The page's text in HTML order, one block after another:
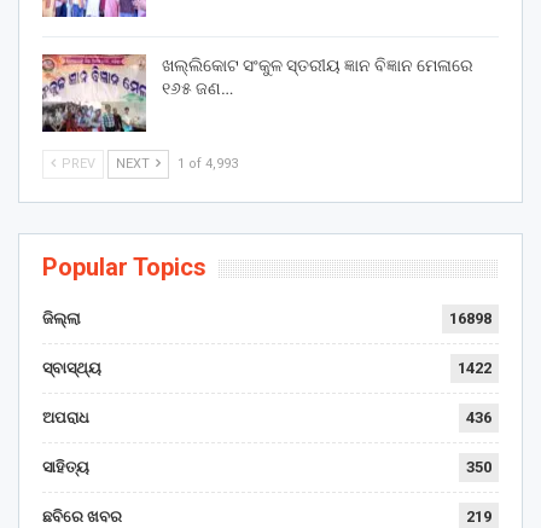
ଖଲ୍ଲିକୋଟ ସଂକୁଳ ସ୍ତରୀୟ ଜ୍ଞାନ ବିଜ୍ଞାନ ମେଳାରେ
୧୬୫ ଜଣ…
PREV NEXT 1 of 4,993
Popular Topics
ଜିଲ୍ଲା 16898
ସ୍ବାସ୍ଥ୍ୟ 1422
ଅପରାଧ 436
ସାହିତ୍ୟ 350
ଛବିରେ ଖବର 219